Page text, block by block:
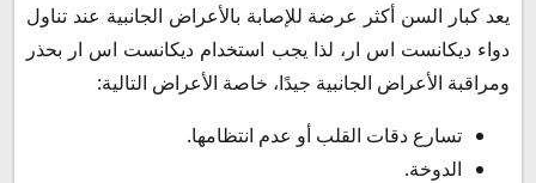
يعد كبار السن أكثر عرضة للإصابة بالأعراض الجانبية عند تناول
دواء ديكانست اس ار، لذا يجب استخدام ديكانست اس ار بحذر
ومراقبة الأعراض الجانبية جيدًا، خاصة الأعراض التالية:
تسارع دقات القلب أو عدم انتظامها.
الدوخة.